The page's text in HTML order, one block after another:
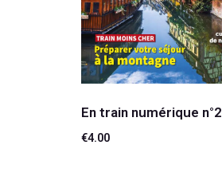
En train numérique n°2
€4.00